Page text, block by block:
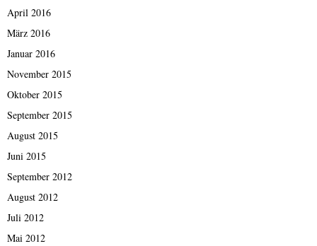
April 2016
März 2016
Januar 2016
November 2015
Oktober 2015
September 2015
August 2015
Juni 2015
September 2012
August 2012
Juli 2012
Mai 2012